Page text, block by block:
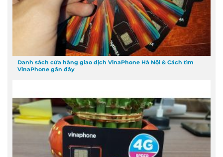
Danh sách cửa hàng giao dịch VinaPhone Hà Nội & Cách tìm
VinaPhone gần đây